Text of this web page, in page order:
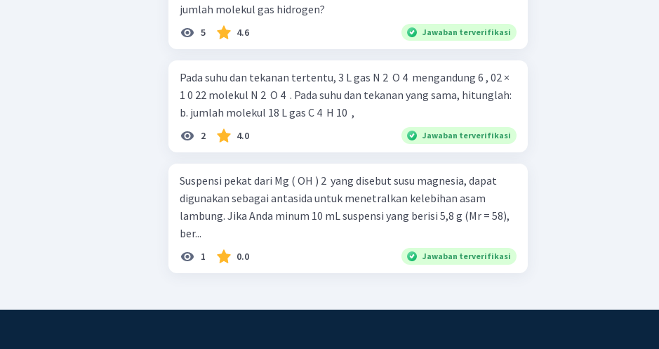
jumlah molekul gas hidrogen?
5 4.6 Jawaban terverifikasi
Pada suhu dan tekanan tertentu, 3 L gas N 2 ​ O 4 ​ mengandung 6 , 02 ×
1 0 22 molekul N 2 ​ O 4 ​ . Pada suhu dan tekanan yang sama, hitunglah:
b. jumlah molekul 18 L gas C 4 ​ H 10 ​ ,
2 4.0 Jawaban terverifikasi
Suspensi pekat dari Mg ( OH ) 2 ​ yang disebut susu magnesia, dapat
digunakan sebagai antasida untuk menetralkan kelebihan asam
lambung. Jika Anda minum 10 mL suspensi yang berisi 5,8 g (Mr = 58),
ber...
1 0.0 Jawaban terverifikasi